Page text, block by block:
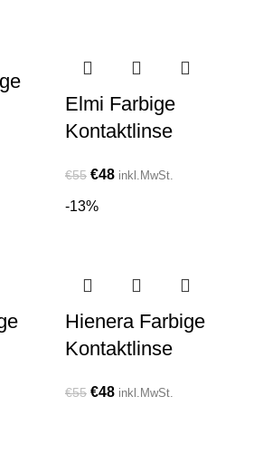
Elmi Farbige
Kontaktlinse
€55 €48 inkl.MwSt.
-13%
Hienera Farbige
Kontaktlinse
€55 €48 inkl.MwSt.